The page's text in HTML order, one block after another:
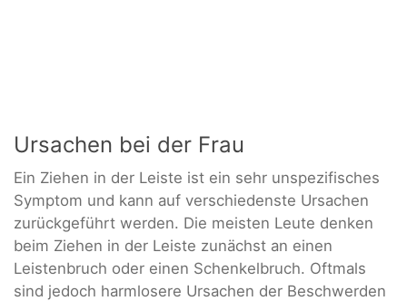
Ursachen bei der Frau
Ein Ziehen in der Leiste ist ein sehr unspezifisches
Symptom und kann auf verschiedenste Ursachen
zurückgeführt werden. Die meisten Leute denken
beim Ziehen in der Leiste zunächst an einen
Leistenbruch oder einen Schenkelbruch. Oftmals
sind jedoch harmlosere Ursachen der Beschwerden